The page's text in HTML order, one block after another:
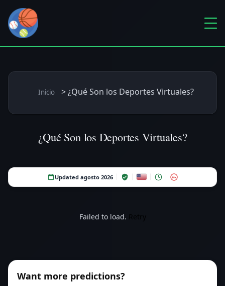
Inicio > ¿Qué Son los Deportes Virtuales?
¿Qué Son los Deportes Virtuales?
Updated agosto 2026 18+
Failed to load. Retry
Want more predictions?